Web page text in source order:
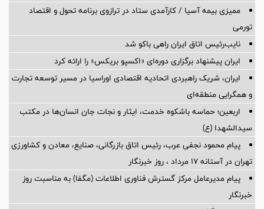
ممیزی بیمه آسیا / کارآمدی ستاد در ترازوی برنامه تحول و اقتصاد
تورمی
نایب‌رئیس اتاق ایران راهی باکو شد
ایران پیشنهاد برگزاری دوره‌ای «اکسپو بریکس» را ارائه کرد
ایران، شریک راهبردی اتحادیه اقتصادی اوراسیا در مسیر توسعه تجارت
و همگرایی منطقه‌ای
اربعین؛ حماسه باشکوه خدمت، ایثار و نجات جان انسان‌ها در مکتب
سیدالشهدا (ع)
پیام محمود نجفی عرب، رئیس اتاق بازرگانی، صنایع، معادن و کشاورزی
تهران در آستانه 17 مرداد ، روز خبرنگار
پیام مدیرعامل مرکز گسترش فناوری اطلاعات (مگفا) به مناسبت روز
خبرنگار